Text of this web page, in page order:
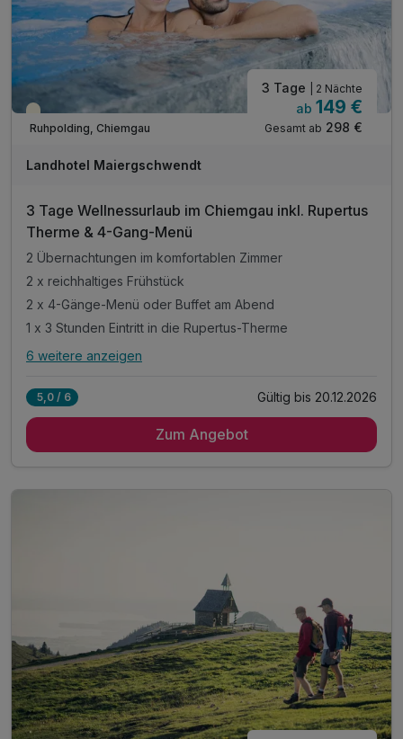
Teilweise ausgelastet
Ruhpolding, Chiemgau
3 Tage | 2 Nächte
ab 149 €
Gesamt ab 298 €
Landhotel Maiergschwendt
3 Tage Wellnessurlaub im Chiemgau inkl. Rupertus
Therme & 4-Gang-Menü
2 Übernachtungen im komfortablen Zimmer
2 x reichhaltiges Frühstück
2 x 4-Gänge-Menü oder Buffet am Abend
1 x 3 Stunden Eintritt in die Rupertus-Therme
Alle Inklusivleistungen
2 x reichhaltiges Frühstück
1 x Berg- oder Talfahrt "Unternbergbahn"*
inkl. Eintritt Glockenschmiede und Heimatmuseum*
inkl. Chiemgau Card mit vielen weiteren Angeboten
6 weitere anzeigen
5,0 / 6 Gültig bis 20.12.2026
Zum Angebot